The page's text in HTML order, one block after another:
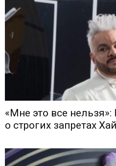
«Мне это все
о строгих запретах